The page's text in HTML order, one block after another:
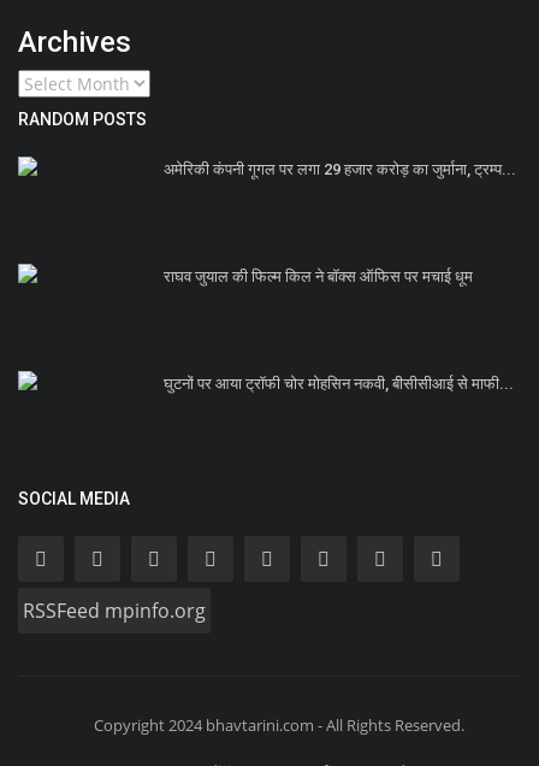
Archives
RANDOM POSTS
अमेरिकी कंपनी गूगल पर लगा 29 हजार करोड़ का जुर्माना, ट्रम्प...
राघव जुयाल की फिल्म किल ने बॉक्स ऑफिस पर मचाई धूम
घुटनों पर आया ट्रॉफी चोर मोहसिन नकवी, बीसीसीआई से माफी...
SOCIAL MEDIA
RSSFeed mpinfo.org
Copyright 2024 bhavtarini.com - All Rights Reserved.